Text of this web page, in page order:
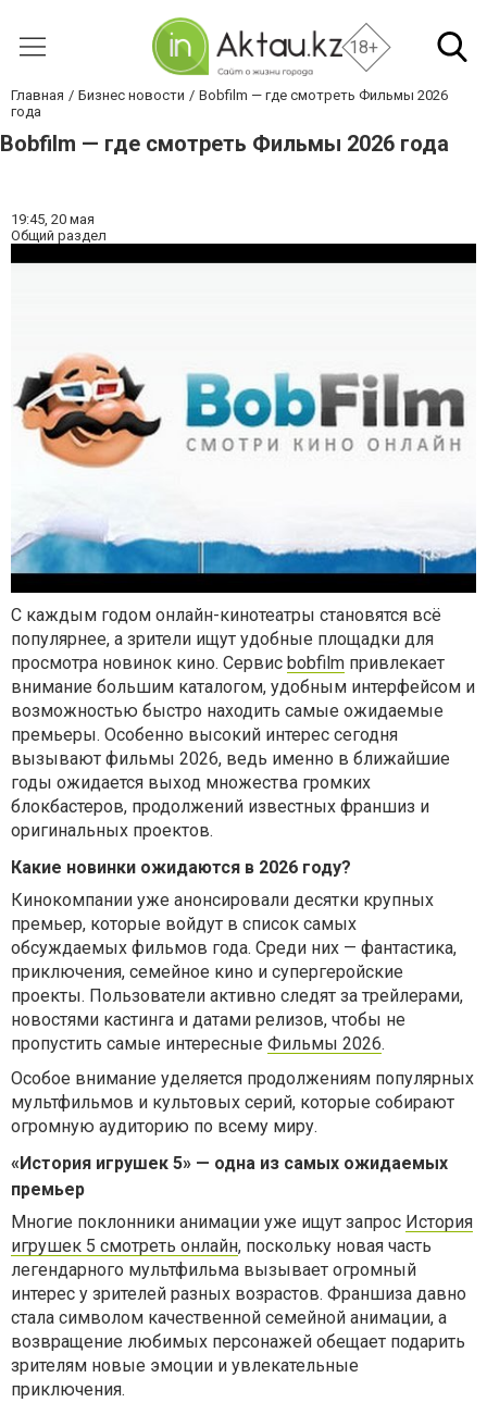
18+
Главная Бизнес новости
Bobfilm — где смотреть Фильмы 2026
года
Bobfilm — где смотреть Фильмы 2026 года
19:45, 20 мая
Общий раздел
С каждым годом онлайн-кинотеатры становятся всё
популярнее, а зрители ищут удобные площадки для
просмотра новинок кино. Сервис bobfilm привлекает
внимание большим каталогом, удобным интерфейсом и
возможностью быстро находить самые ожидаемые
премьеры. Особенно высокий интерес сегодня
вызывают фильмы 2026, ведь именно в ближайшие
годы ожидается выход множества громких
блокбастеров, продолжений известных франшиз и
оригинальных проектов.
Какие новинки ожидаются в 2026 году?
Кинокомпании уже анонсировали десятки крупных
премьер, которые войдут в список самых
обсуждаемых фильмов года. Среди них — фантастика,
приключения, семейное кино и супергеройские
проекты. Пользователи активно следят за трейлерами,
новостями кастинга и датами релизов, чтобы не
пропустить самые интересные Фильмы 2026.
Особое внимание уделяется продолжениям популярных
мультфильмов и культовых серий, которые собирают
огромную аудиторию по всему миру.
«История игрушек 5» — одна из самых ожидаемых
премьер
Многие поклонники анимации уже ищут запрос История
игрушек 5 смотреть онлайн, поскольку новая часть
легендарного мультфильма вызывает огромный
интерес у зрителей разных возрастов. Франшиза давно
стала символом качественной семейной анимации, а
возвращение любимых персонажей обещает подарить
зрителям новые эмоции и увлекательные
приключения.